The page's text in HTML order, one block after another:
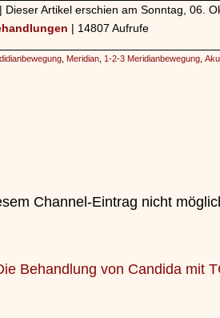
Dieser Artikel erschien am Sonntag, 06.
| 14807 Aufrufe
Meridian 1-2-3 Meridianbewegung
Channel-Eintrag nicht
Behandlung von Candida mit